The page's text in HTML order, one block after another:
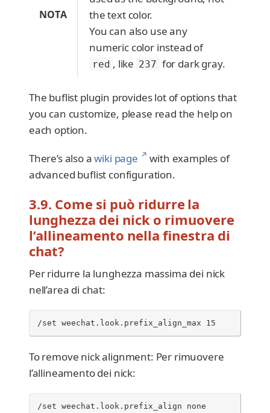
NOTA
the text color.
You can also use any
numeric color instead of
red , like 237 for dark gray.
The buflist plugin provides lot of options that
you can customize, please read the help on
each option.
There’s also awiki page ↗ with examples of
advanced buflist configuration.
3.9. Come si può ridurre la
lunghezza dei nick o rimuovere
l’allineamento nella finestra di
chat?
Per ridurre la lunghezza massima dei nick
nell’area di chat:
/set weechat.look.prefix_align_max 15
To remove nick alignment: Per rimuovere
l’allineamento dei nick:
/set weechat.look.prefix_align none